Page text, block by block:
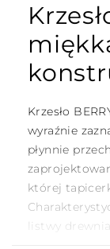
Krzesło
wyraźnie
płynnie
której
listwy